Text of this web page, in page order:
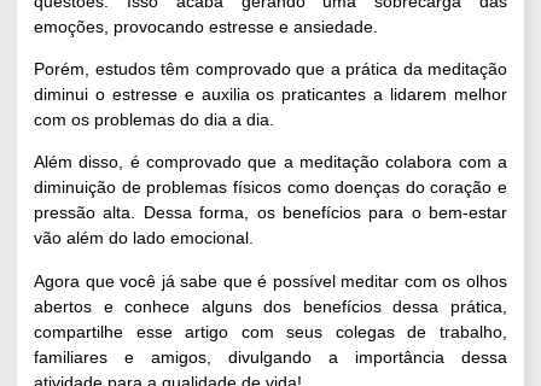
emoções, provocando estresse e ansiedade.
Porém, estudos têm comprovado que a prática da meditação
diminui o estressee auxilia os praticantes a lidarem melhor
com os problemas do dia a dia.
Além disso, é comprovado que a meditação colabora com a
diminuição de problemas físicos como doenças do coração e
pressão alta. Dessa forma, os benefícios para o bem-estar
vão além do lado emocional.
Agora que você já sabe que é possível meditar com os olhos
abertos e conhece alguns dos benefícios dessa prática,
compartilhe esse artigo com seus colegas de trabalho,
familiares e amigos, divulgando a importância dessa
atividade para a qualidade de vida!